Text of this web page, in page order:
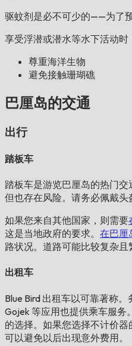
驱蚊剂是必不可少的——为了
享受浮潜或潜水等水下活动时
尊重海洋生物
避免接触珊瑚礁
巴厘岛的交通
出行
踏板车
踏板车是游览巴厘岛的热门交
但也存在风险。请务必佩戴头
如果您来自其他国家，则需要
这是当地政府的要求。 在巴厘
路状况。道路可能比较复杂且
出租车
Blue Bird 出租车以可靠著称。
Gojek 等应用也提供乘车服务
的选择。如果您选择不计价
可以避免以后出现意外费用。